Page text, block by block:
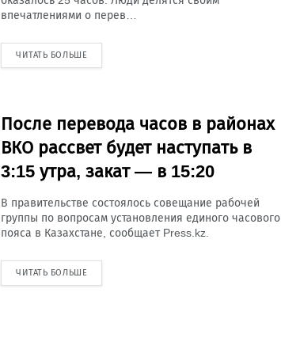
впечатлениями о перев…
ЧИТАТЬ БОЛЬШЕ
После перевода часов в районах
ВКО рассвет будет наступать в
3:15 утра, закат — в 15:20
В правительстве состоялось совещание рабочей
группы по вопросам установления единого часового
пояса в Казахстане, сообщает Press.kz.
ЧИТАТЬ БОЛЬШЕ